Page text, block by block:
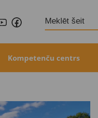
Search
for:
Kompetenču centrs